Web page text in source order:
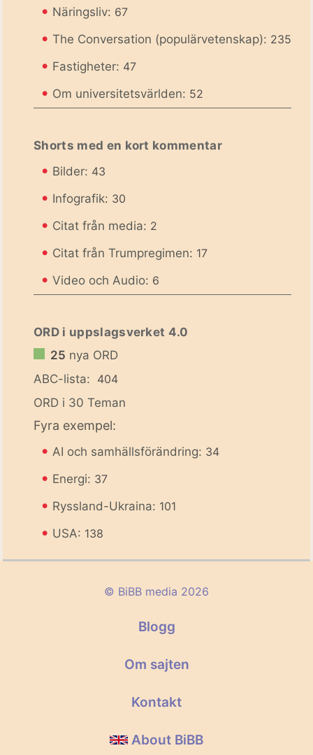
• Näringsliv: 67
• The Conversation (populärvetenskap): 235
• Fastigheter: 47
• Om universitetsvärlden: 52
Shorts med en kort kommentar
• Bilder: 43
• Infografik: 30
• Citat från media: 2
• Citat från Trumpregimen: 17
• Video och Audio: 6
ORD i uppslagsverket 4.0
25 nya ORD
ABC-lista: 404
ORD i 30 Teman
Fyra exempel:
• AI och samhällsförändring: 34
• Energi: 37
• Ryssland-Ukraina: 101
• USA: 138
© BiBB media 2026
Blogg
Om sajten
Kontakt
About BiBB